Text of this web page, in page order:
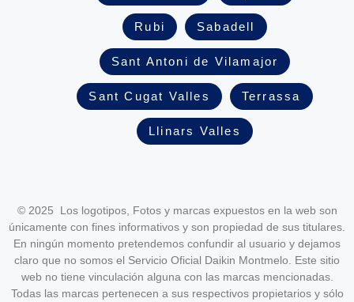
Rubi Sabadell
Sant Antoni de Vilamajor
Sant Cugat Valles Terrassa
Llinars Valles
© 2025 Los logotipos, Fotos y marcas expuestos en la web son
únicamente con fines informativos y son propiedad de sus titulares.
En ningún momento pretendemos confundir al usuario y dejamos
claro que no somos el Servicio Oficial Daikin Montmelo. Este sitio
web no tiene vinculación alguna con las marcas mencionadas.
Todas las marcas pertenecen a sus respectivos propietarios y sólo